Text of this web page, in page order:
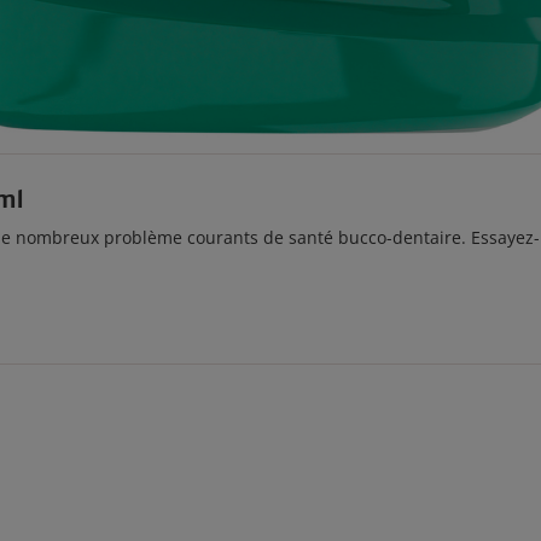
problème courants de santé bucco-dentaire.